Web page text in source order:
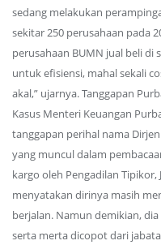
sedang melakukan
sekitar 250 perusahaan pada
perusahaan BUMN jual beli
untuk efisiensi, mahal sekali
akal,” ujarnya. Tanggapan
Kasus Menteri Keuangan
tanggapan perihal nama
yang muncul dalam
kargo oleh Pengadilan Tipikor,
menyatakan dirinya masih
berjalan. Namun demikian,
serta merta dicopot dari